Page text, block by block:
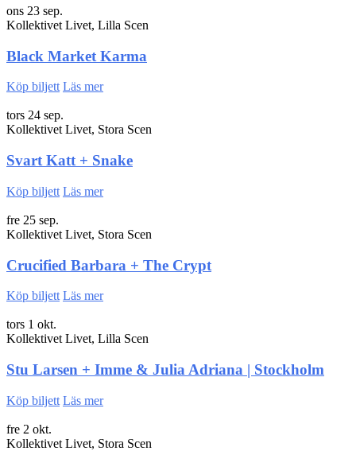
ons 23 sep.
Kollektivet Livet, Lilla Scen
Black Market Karma
Köp biljett Läs mer
tors 24 sep.
Kollektivet Livet, Stora Scen
Svart Katt + Snake
Köp biljett Läs mer
fre 25 sep.
Kollektivet Livet, Stora Scen
Crucified Barbara + The Crypt
Köp biljett Läs mer
tors 1 okt.
Kollektivet Livet, Lilla Scen
Stu Larsen + Imme & Julia Adriana | Stockholm
Köp biljett Läs mer
fre 2 okt.
Kollektivet Livet, Stora Scen